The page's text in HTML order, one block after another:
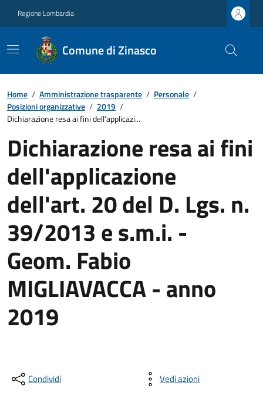
Regione Lombardia
Comune di Zinasco
Home / Amministrazione trasparente / Personale /
Posizioni organizzative / 2019 /
Dichiarazione resa ai fini dell'applicazi...
Dichiarazione resa ai fini
dell'applicazione
dell'art. 20 del D. Lgs. n.
39/2013 e s.m.i. -
Geom. Fabio
MIGLIAVACCA - anno
2019
Condividi Vedi azioni